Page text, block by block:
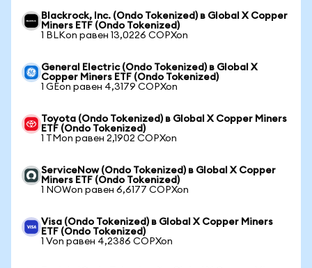
Blackrock, Inc. (Ondo Tokenized) в Global X Copper
Miners ETF (Ondo Tokenized)
1 BLKon равен 13,0226 COPXon
General Electric (Ondo Tokenized) в Global X
Copper Miners ETF (Ondo Tokenized)
1 GEon равен 4,3179 COPXon
Toyota (Ondo Tokenized) в Global X Copper Miners
ETF (Ondo Tokenized)
1 TMon равен 2,1902 COPXon
ServiceNow (Ondo Tokenized) в Global X Copper
Miners ETF (Ondo Tokenized)
1 NOWon равен 6,6177 COPXon
Visa (Ondo Tokenized) в Global X Copper Miners
ETF (Ondo Tokenized)
1 Von равен 4,2386 COPXon